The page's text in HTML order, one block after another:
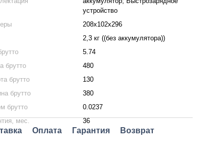
устройство
208x102x296
2,3 кг ((без аккумулятора))
5.74
брутто
480
брутто
130
брутто
380
брутто
0.0237
мес.
36
Оплата Гарантия Возврат